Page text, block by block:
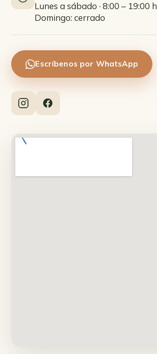
Lunes a sábado · 8:00 – 19:00 h
Domingo: cerrado
Escríbenos por WhatsApp